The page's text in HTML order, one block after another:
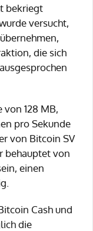
bekriegt
versucht,
die sich
128 MB,
pro Sekunde
von Bitcoin SV
behauptet von
einen
Cash und
die